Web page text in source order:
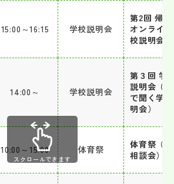
15:00～16:15 学校説明会
第2回 帰
オンライ
校説明会②
14:00～ 学校説明会
第３回 学
説明会（
で聞く学
明会）
10:00～15:00 体育祭
体育祭（
相談会）
スクロールできます